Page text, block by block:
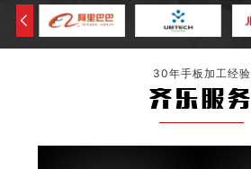
30年手板加工经验
齐乐服务